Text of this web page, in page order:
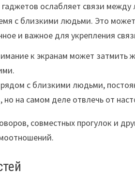
ослабляет связи
с близкими людьми. Это
и важное для укрепления
к экранам может затмить
с близкими людьми,
на самом деле отвлечь от
совместных прогулок и